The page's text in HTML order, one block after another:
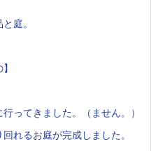
庭。
ってきました。（ません。）
れるお庭が完成しました。